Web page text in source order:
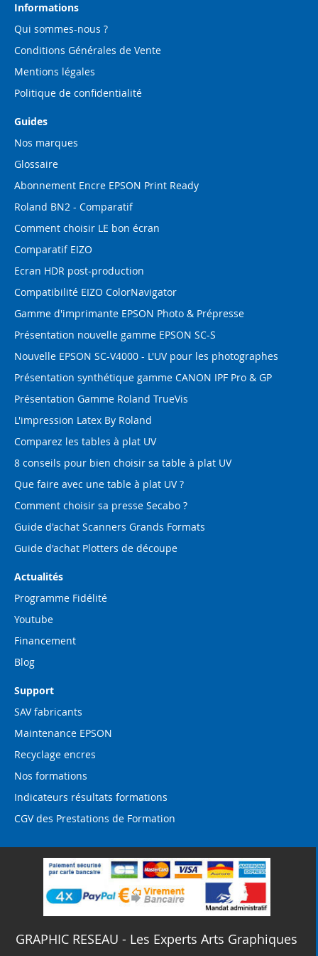
d’information
Informations
Qui sommes-nous ?
Conditions Générales de Vente
Mentions légales
Politique de confidentialité
Guides
Nos marques
Glossaire
Abonnement Encre EPSON Print Ready
Roland BN2 - Comparatif
Comment choisir LE bon écran
Comparatif EIZO
Ecran HDR post-production
Compatibilité EIZO ColorNavigator
Gamme d'imprimante EPSON Photo & Prépresse
Présentation nouvelle gamme EPSON SC-S
Nouvelle EPSON SC-V4000 - L'UV pour les photographes
Présentation synthétique gamme CANON IPF Pro & GP
Présentation Gamme Roland TrueVis
L'impression Latex By Roland
Comparez les tables à plat UV
8 conseils pour bien choisir sa table à plat UV
Que faire avec une table à plat UV ?
Comment choisir sa presse Secabo ?
Guide d'achat Scanners Grands Formats
Guide d'achat Plotters de découpe
Actualités
Programme Fidélité
Youtube
Financement
Blog
Support
SAV fabricants
Maintenance EPSON
Recyclage encres
Nos formations
Indicateurs résultats formations
CGV des Prestations de Formation
GRAPHIC RESEAU - Les Experts Arts Graphiques